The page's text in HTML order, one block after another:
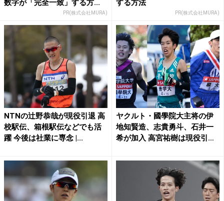
数字が「完全一致」する方...
PR(株式会社MURA)
する方法
PR(株式会社MURA)
NTNの辻野恭哉が現役引退 高
校駅伝、箱根駅伝などでも活
躍 今後は社業に専念 |...
ヤクルト・國學院大主将の伊
地知賢造、志貴勇斗、石井一
希が加入 高宮祐樹は現役引